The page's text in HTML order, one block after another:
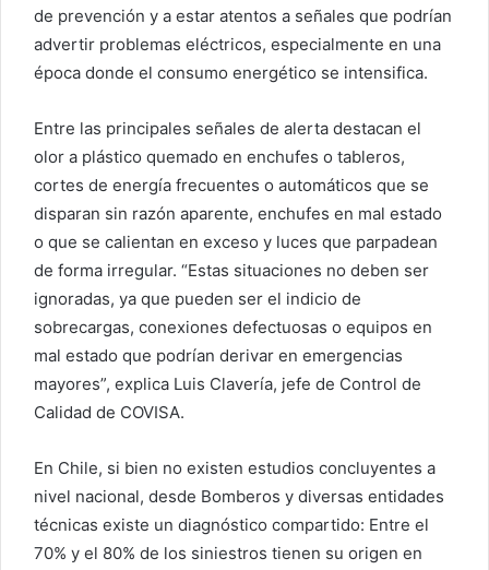
de prevención y a estar atentos a señales que podrían
advertir problemas eléctricos, especialmente en una
época donde el consumo energético se intensifica.
Entre las principales señales de alerta destacan el
olor a plástico quemado en enchufes o tableros,
cortes de energía frecuentes o automáticos que se
disparan sin razón aparente, enchufes en mal estado
o que se calientan en exceso y luces que parpadean
de forma irregular. “Estas situaciones no deben ser
ignoradas, ya que pueden ser el indicio de
sobrecargas, conexiones defectuosas o equipos en
mal estado que podrían derivar en emergencias
mayores”, explica Luis Clavería, jefe de Control de
Calidad de COVISA.
En Chile, si bien no existen estudios concluyentes a
nivel nacional, desde Bomberos y diversas entidades
técnicas existe un diagnóstico compartido: Entre el
70% y el 80% de los siniestros tienen su origen en